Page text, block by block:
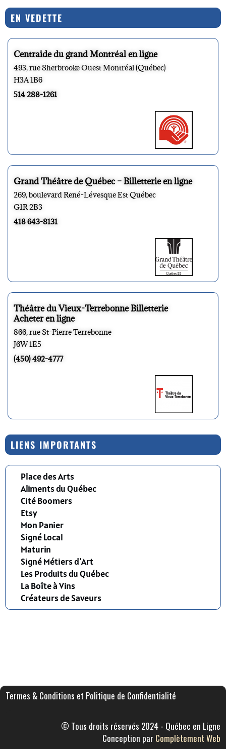
EN VEDETTE
Centraide du grand Montréal en ligne
493, rue Sherbrooke Ouest Montréal (Québec)
H3A 1B6
514 288-1261
Grand Théâtre de Québec – Billetterie en ligne
269, boulevard René-Lévesque Est Québec
G1R 2B3
418 643-8131
Théâtre du Vieux-Terrebonne Billetterie
Acheter en ligne
866, rue St-Pierre Terrebonne
J6W 1E5
(450) 492-4777
LIENS IMPORTANTS
Place des Arts
Aliments du Québec
Cité Boomers
Etsy
Mon Panier
Signé Local
Maturin
Signé Métiers d'Art
Les Produits du Québec
La Boîte à Vins
Créateurs de Saveurs
Termes & Conditions et Politique de Confidentialité
© Tous droits réservés 2024 - Québec en Ligne
Conception par Complètement Web